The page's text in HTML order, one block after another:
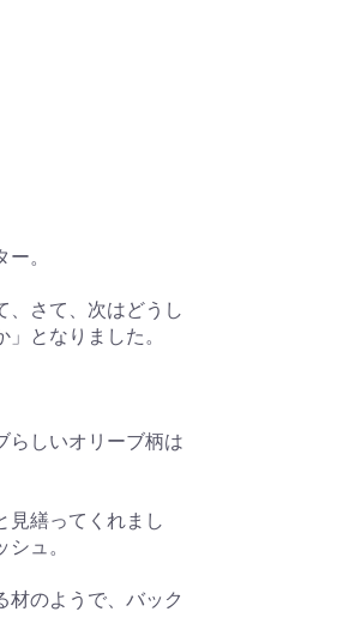
。
、さて、次はどうし
となりました。
らしいオリーブ柄は
見繕ってくれまし
ュ。
材のようで、バック